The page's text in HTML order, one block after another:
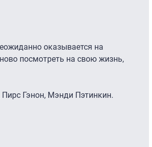
оказывается на
посмотреть на свою жизнь,
Гэнон, Мэнди Пэтинкин.